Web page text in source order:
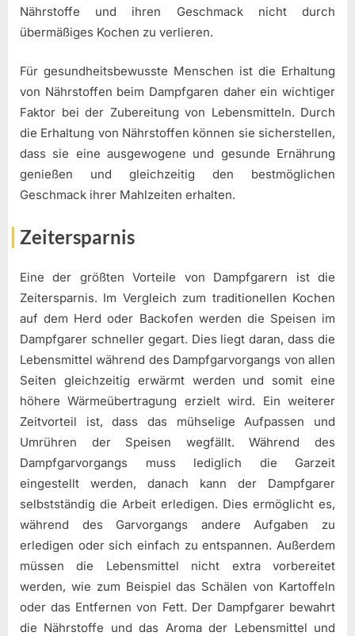
Nährstoffe und ihren Geschmack nicht durch
übermäßiges Kochen zu verlieren.
Für gesundheitsbewusste Menschen ist die Erhaltung
von Nährstoffen beim Dampfgaren daher ein wichtiger
Faktor bei der Zubereitung von Lebensmitteln. Durch
die Erhaltung von Nährstoffen können sie sicherstellen,
dass sie eine ausgewogene und gesunde Ernährung
genießen und gleichzeitig den bestmöglichen
Geschmack ihrer Mahlzeiten erhalten.
Zeitersparnis
Eine der größten Vorteile von Dampfgarern ist die
Zeitersparnis. Im Vergleich zum traditionellen Kochen
auf dem Herd oder Backofen werden die Speisen im
Dampfgarer schneller gegart. Dies liegt daran, dass die
Lebensmittel während des Dampfgarvorgangs von allen
Seiten gleichzeitig erwärmt werden und somit eine
höhere Wärmeübertragung erzielt wird. Ein weiterer
Zeitvorteil ist, dass das mühselige Aufpassen und
Umrühren der Speisen wegfällt. Während des
Dampfgarvorgangs muss lediglich die Garzeit
eingestellt werden, danach kann der Dampfgarer
selbstständig die Arbeit erledigen. Dies ermöglicht es,
während des Garvorgangs andere Aufgaben zu
erledigen oder sich einfach zu entspannen. Außerdem
müssen die Lebensmittel nicht extra vorbereitet
werden, wie zum Beispiel das Schälen von Kartoffeln
oder das Entfernen von Fett. Der Dampfgarer bewahrt
die Nährstoffe und das Aroma der Lebensmittel und